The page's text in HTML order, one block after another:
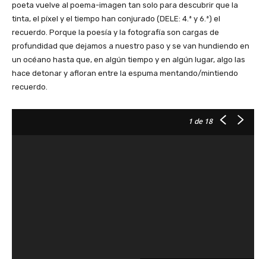
poeta vuelve al poema-imagen tan solo para descubrir que la
tinta, el píxel y el tiempo han conjurado (DELE: 4.ª y 6.ª) el
recuerdo. Porque la poesía y la fotografía son cargas de
profundidad que dejamos a nuestro paso y se van hundiendo en
un océano hasta que, en algún tiempo y en algún lugar, algo las
hace detonar y afloran entre la espuma mentando/mintiendo
recuerdo.
1 de 18